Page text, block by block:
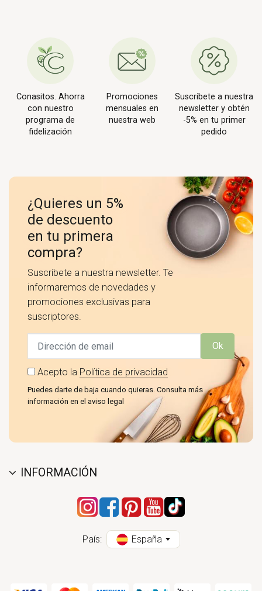
Conasitos. Ahorra
con nuestro
programa de
fidelización
Promociones
mensuales en
nuestra web
Suscríbete a nuestra
newsletter y obtén
-5% en tu primer
pedido
¿Quieres un 5%
de descuento
en tu primera
compra?
Suscríbete a nuestra newsletter. Te
informaremos de novedades y
promociones exclusivas para
suscriptores.
Ok
Acepto la Política de privacidad
Puedes darte de baja cuando quieras. Consulta más
información en el aviso legal
INFORMACIÓN
País: España